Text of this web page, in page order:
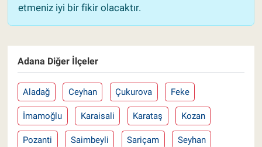
etmeniz iyi bir fikir olacaktır.
Adana Diğer İlçeler
Aladağ Ceyhan Çukurova Feke
İmamoğlu Karaisali Karataş Kozan
Pozanti Saimbeyli Sariçam Seyhan